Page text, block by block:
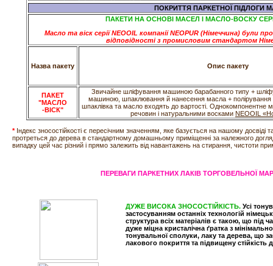
ПОКРИТТЯ ПАРКЕТНОЇ ПІДЛОГИ
ПАКЕТИ НА ОСНОВІ МАСЕЛ І МАСЛО-ВОСКУ
Масло та віск серії NEOOIL компанії NEOPUR (Німеччина) були
відповідності з промисловим стандартом
Назва пакету Опис пакету
ПАКЕТ
"МАСЛО
-ВІСК"
Звичайне шліфування машиною барабанного типу +
машиною, шпаклювання й нанесення масла +
шпаклівка та масло входять до вартості. Однокомпонентне
речовин і натуральними восками NEOOIL
*Індекс зносостійкості є пересічним значенням, яке базується на нашому досвіді
протреться до дерева в стандартному домашньому приміщенні за належного
випадку цей час різний і прямо залежить від навантажень на стирання, чистоти
ПЕРЕВАГИ ПАРКЕТНИХ ЛАКІВ ТОРГОВЕЛЬНОЇ
ДУЖЕ ВИСОКА ЗНОСОСТІЙКІСТЬ. Усі
застосуванням останніх технологій
структура всіх матеріалів є такою, що під
дуже міцна кристалічна ґратка з
тонувальної сполуки, лаку та дерева, що
лакового покриття та підвищену стійкість